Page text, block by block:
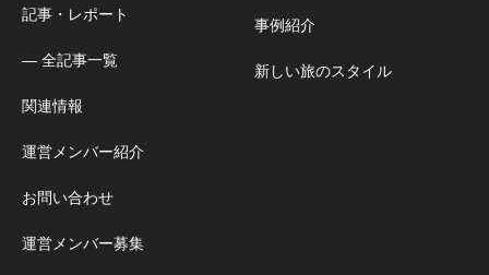
記事・レポート
― 全記事一覧
関連情報
運営メンバー紹介
お問い合わせ
運営メンバー募集
事例紹介
新しい旅のスタイル